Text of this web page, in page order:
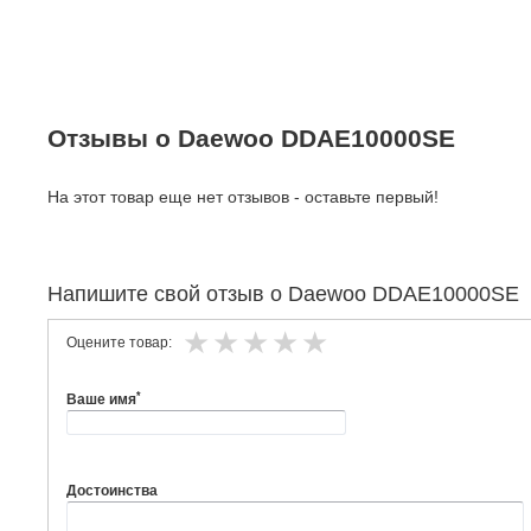
Отзывы о Daewoo DDAE10000SE
На этот товар еще нет отзывов - оставьте первый!
Напишите свой отзыв о Daewoo DDAE10000SE
Оцените товар:
Ваше имя*
Достоинства